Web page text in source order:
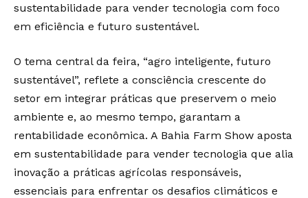
sustentabilidade para vender tecnologia com foco
em eficiência e futuro sustentável.
O tema central da feira, “agro inteligente, futuro
sustentável”, reflete a consciência crescente do
setor em integrar práticas que preservem o meio
ambiente e, ao mesmo tempo, garantam a
rentabilidade econômica. A Bahia Farm Show aposta
em sustentabilidade para vender tecnologia que alia
inovação a práticas agrícolas responsáveis,
essenciais para enfrentar os desafios climáticos e